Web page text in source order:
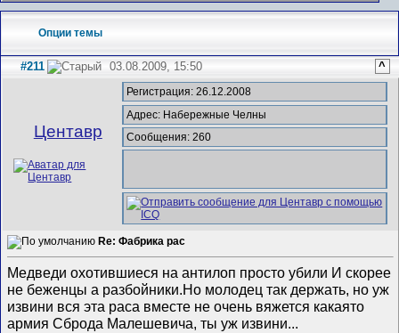
Опции темы
#211 03.08.2009, 15:50 ^
Центавр
Регистрация: 26.12.2008
Адрес: Набережные Челны
Сообщения: 260
Re: Фабрика рас
Медведи охотившиеся на антилоп просто убили И скорее
не беженцы а разбойники.Но молодец так держать, но уж
извини вся эта раса вместе не очень вяжется какаято
армия Сброда Малешевича, ты уж извини...